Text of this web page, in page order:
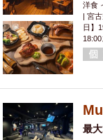
洋食
| 宮
日】
最